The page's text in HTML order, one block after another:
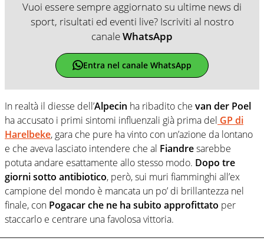
Vuoi essere sempre aggiornato su ultime news di
sport, risultati ed eventi live? Iscriviti al nostro
canaleWhatsApp
Entra nel canale WhatsApp
In realtà il diesse dell’Alpecin ha ribadito che van der Poel
ha accusato i primi sintomi influenzali già prima del GP di
Harelbeke, gara che pure ha vinto con un’azione da lontano
e che aveva lasciato intendere che al Fiandresarebbe
potuta andare esattamente allo stesso modo. Dopo tre
giorni sotto antibiotico, però, sui muri fiamminghi all’ex
campione del mondo è mancata un po’ di brillantezza nel
finale, con Pogacarche ne ha subito approfittato per
staccarlo e centrare una favolosa vittoria.